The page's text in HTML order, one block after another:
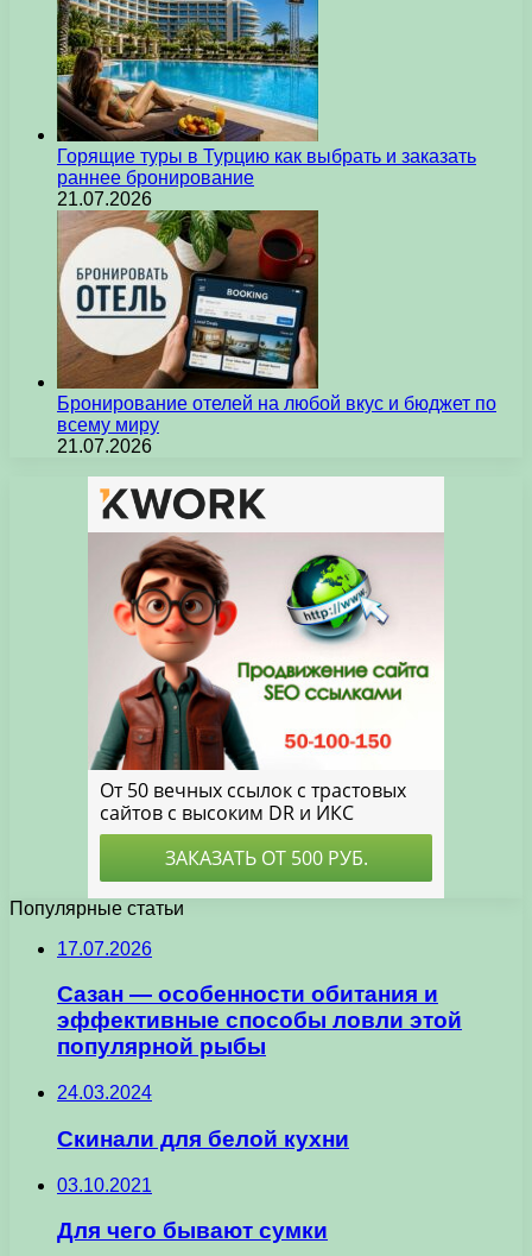
Горящие туры в Турцию как выбрать и заказать
раннее бронирование
21.07.2026
Бронирование отелей на любой вкус и бюджет по
всему миру
21.07.2026
Популярные статьи
17.07.2026
Сазан — особенности обитания и
эффективные способы ловли этой
популярной рыбы
24.03.2024
Скинали для белой кухни
03.10.2021
Для чего бывают сумки